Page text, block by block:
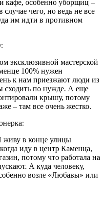
кафе, особенно уборщиц –
случае чего, но ведь не все
им идти в противном
эксклюзивной мастерской
100% нужен
к нам приезжают люди из
сходить по нужде. А еще
крышу, потому
– там все очень жестко.
живу в конце улицы
иду в центр Каменца,
потому что работала на
А куда человеку,
возле «Любавы» или